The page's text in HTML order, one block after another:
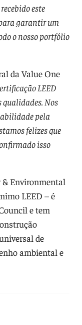
este
garantir um
o nosso portfólio
da Value One
LEED
qualidades. Nos
pela
felizes que
isso
& Environmental
LEED – é
e tem
de
ambiental e